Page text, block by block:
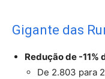
Gigante das
Redução de -11%
De 2.803 para